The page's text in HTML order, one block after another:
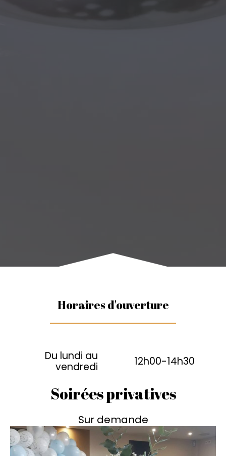
Horaires d'ouverture
Du lundi au
vendredi
12h00-14h30
Soirées privatives
Sur demande